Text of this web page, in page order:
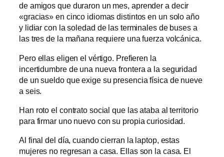
de amigos que duraron un mes, aprender a decir
«gracias» en cinco idiomas distintos en un solo año
y lidiar con la soledad de las terminales de buses a
las tres de la mañana requiere una fuerza volcánica.
Pero ellas eligen el vértigo. Prefieren la
incertidumbre de una nueva frontera a la seguridad
de un sueldo que exige su presencia física de nueve
a seis.
Han roto el contrato social que las ataba al territorio
para firmar uno nuevo con su propia curiosidad.
Al final del día, cuando cierran la laptop, estas
mujeres no regresan a casa. Ellas son la casa. El